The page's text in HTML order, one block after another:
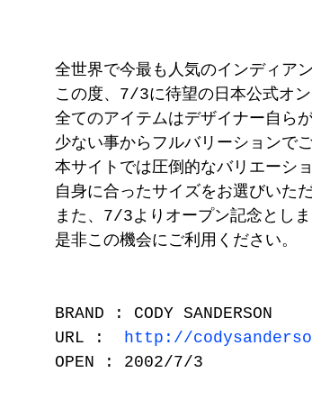
全世界で今最も人気のインディア
この度、7/3に待望の日本公式オ
全てのアイテムはデザイナー自ら
少ない事からフルバリーションで
本サイトでは圧倒的なバリエーシ
自身に合ったサイズをお選びいた
また、7/3よりオープン記念とし
是非この機会にご利用ください。
BRAND : CODY SANDERSON
URL : http://
OPEN : 2002/7/3